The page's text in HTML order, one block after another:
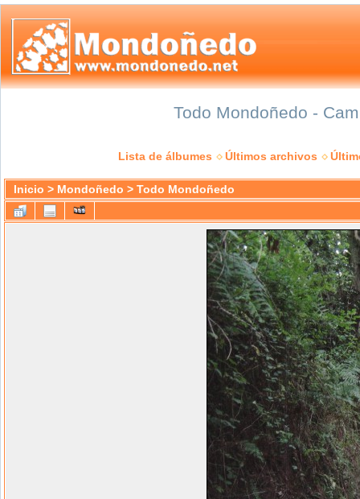
Todo Mondoñedo -
Lista de álbumes Últimos archivos
Inicio > Mondoñedo > Todo Mondoñedo